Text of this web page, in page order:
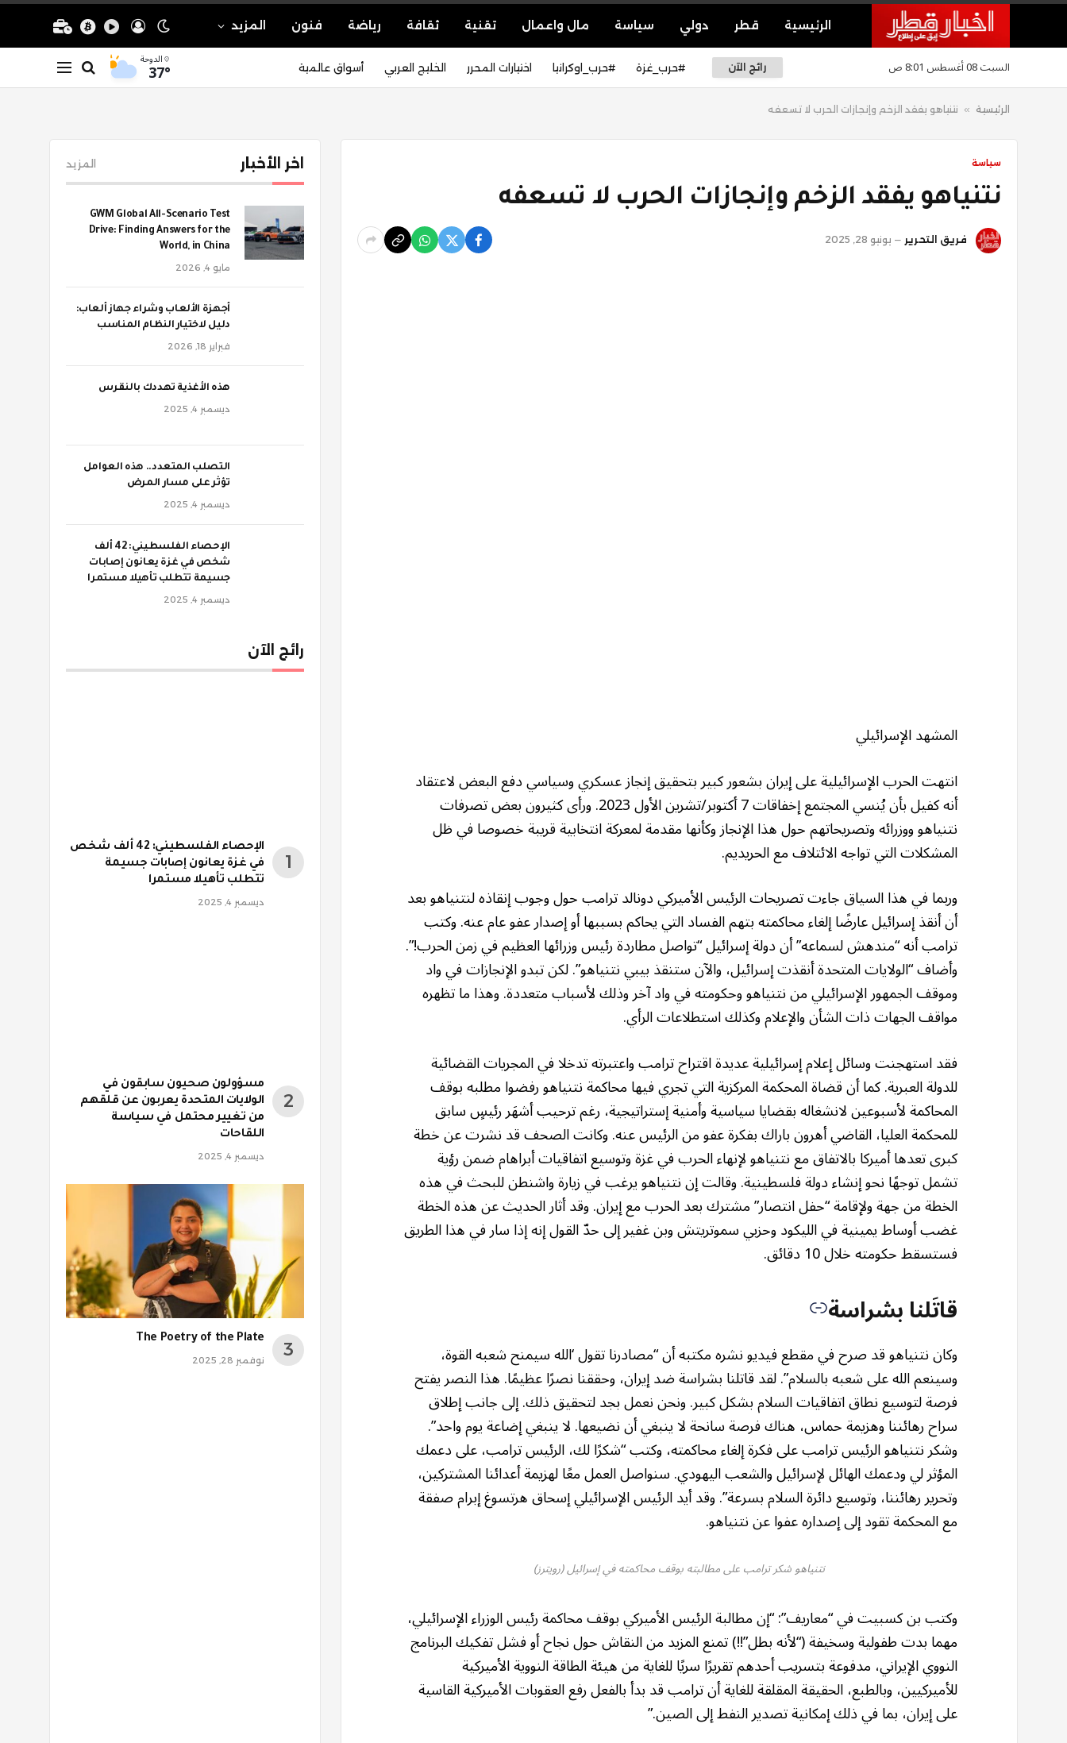
الرئيسية قطر دولي سياسة مال واعمال تقنية ثقافة رياضة فنون المزيد
السبت 08 أغسطس 8:01 ص رائج الآن #حرب_غزة #حرب_اوكرانيا اختيارات المحرر الخليج العربي أسواق عالمية الدوحة
37°
الرئيسية » نتنياهو يفقد الزخم وإنجازات الحرب لا تسعفه
سياسة
نتنياهو يفقد الزخم وإنجازات الحرب لا تسعفه
فريق التحرير يونيو 28, 2025
المشهد الإسرائيلي
انتهت الحرب الإسرائيلية على إيران بشعور كبير بتحقيق إنجاز عسكري وسياسي دفع البعض لاعتقاد
أنه كفيل بأن يُنسي المجتمع إخفاقات 7 أكتوبر/تشرين الأول 2023. ورأى كثيرون بعض تصرفات
نتنياهو ووزرائه وتصريحاتهم حول هذا الإنجاز وكأنها مقدمة لمعركة انتخابية قريبة خصوصا في ظل
المشكلات التي تواجه الائتلاف مع الحريديم.
وربما في هذا السياق جاءت تصريحات الرئيس الأميركي دونالد ترامب حول وجوب إنقاذه لنتنياهو بعد
أن أنقذ إسرائيل عارضًا إلغاء محاكمته بتهم الفساد التي يحاكم بسببها أو إصدار عفو عام عنه. وكتب
ترامب أنه “مندهش لسماعه” أن دولة إسرائيل “تواصل مطاردة رئيس وزرائها العظيم في زمن الحرب!”.
وأضاف “الولايات المتحدة أنقذت إسرائيل، والآن ستنقذ بيبي نتنياهو”. لكن تبدو الإنجازات في واد
وموقف الجمهور الإسرائيلي من نتنياهو وحكومته في واد آخر وذلك لأسباب متعددة. وهذا ما تظهره
مواقف الجهات ذات الشأن والإعلام وكذلك استطلاعات الرأي.
فقد استهجنت وسائل إعلام إسرائيلية عديدة اقتراح ترامب واعتبرته تدخلا في المجريات القضائية
للدولة العبرية. كما أن قضاة المحكمة المركزية التي تجري فيها محاكمة نتنياهو رفضوا مطلبه بوقف
المحاكمة لأسبوعين لانشغاله بقضايا سياسية وأمنية إستراتيجية، رغم ترحيب أشهَر رئيسٍ سابق
للمحكمة العليا، القاضي أهرون باراك بفكرة عفو من الرئيس عنه. وكانت الصحف قد نشرت عن خطة
كبرى تعدها أميركا بالاتفاق مع نتنياهو لإنهاء الحرب في غزة وتوسيع اتفاقيات أبراهام ضمن رؤية
تشمل توجهًا نحو إنشاء دولة فلسطينية. وقالت إن نتنياهو يرغب في زيارة واشنطن للبحث في هذه
الخطة من جهة ولإقامة “حفل انتصار” مشترك بعد الحرب مع إيران. وقد أثار الحديث عن هذه الخطة
غضب أوساط يمينية في الليكود وحزبي سموتريتش وبن غفير إلى حدّ القول إنه إذا سار في هذا الطريق
فستسقط حكومته خلال 10 دقائق.
قاتَلنا بشراسة
وكان نتنياهو قد صرح في مقطع فيديو نشره مكتبه أن “مصادرنا تقول ‘الله سيمنح شعبه القوة،
وسينعم الله على شعبه بالسلام”. لقد قاتلنا بشراسة ضد إيران، وحققنا نصرًا عظيمًا. هذا النصر يفتح
فرصة لتوسيع نطاق اتفاقيات السلام بشكل كبير. ونحن نعمل بجد لتحقيق ذلك. إلى جانب إطلاق
سراح رهائننا وهزيمة حماس، هناك فرصة سانحة لا ينبغي أن نضيعها. لا ينبغي إضاعة يوم واحد”.
وشكر نتنياهو الرئيس ترامب على فكرة إلغاء محاكمته، وكتب “شكرًا لك، الرئيس ترامب، على دعمك
المؤثر لي ودعمك الهائل لإسرائيل والشعب اليهودي. سنواصل العمل معًا لهزيمة أعدائنا المشتركين،
وتحرير رهائننا، وتوسيع دائرة السلام بسرعة”. وقد أيد الرئيس الإسرائيلي إسحاق هرتسوغ إبرام صفقة
مع المحكمة تقود إلى إصداره عفوا عن نتنياهو.
نتنياهو شكر ترامب على مطالبته بوقف محاكمته في إسرائيل (رويترز)
وكتب بن كسبيت في “معاريف”: “إن مطالبة الرئيس الأميركي بوقف محاكمة رئيس الوزراء الإسرائيلي،
مهما بدت طفولية وسخيفة (“لأنه بطل”!!) تمنع المزيد من النقاش حول نجاح أو فشل تفكيك البرنامج
النووي الإيراني، مدفوعة بتسريب أحدهم تقريرًا سريًا للغاية من هيئة الطاقة النووية الأميركية
للأميركيين، وبالطبع، الحقيقة المقلقة للغاية أن ترامب قد بدأ بالفعل رفع العقوبات الأميركية القاسية
على إيران، بما في ذلك إمكانية تصدير النفط إلى الصين.”
اخر الأخبار المزيد
GWM Global All-Scenario Test
Drive: Finding Answers for the
World, in China
مايو 4, 2026
أجهزة الألعاب وشراء جهاز ألعاب:
دليل لاختيار النظام المناسب
فبراير 18, 2026
‫هذه الأغذية تهددك بالنقرس
ديسمبر 4, 2025
‫التصلب المتعدد.. هذه العوامل
تؤثر على مسار المرض
ديسمبر 4, 2025
الإحصاء الفلسطيني: 42 ألف
شخص في غزة يعانون إصابات
جسيمة تتطلب تأهيلا مستمرا
ديسمبر 4, 2025
رائج الآن
الإحصاء الفلسطيني: 42 ألف شخص
في غزة يعانون إصابات جسيمة
تتطلب تأهيلا مستمرا
ديسمبر 4, 2025
مسؤولون صحيون سابقون في
الولايات المتحدة يعربون عن قلقهم
من تغيير محتمل في سياسة
اللقاحات
ديسمبر 4, 2025
The Poetry of the Plate
نوفمبر 28, 2025